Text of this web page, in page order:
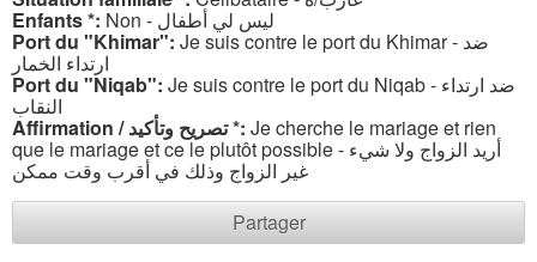
Enfants *: Non - ليس لي أطفال
Port du "Khimar": Je suis contre le port du Khimar - ضد
ارتداء الخمار
Port du "Niqab": Je suis contre le port du Niqab - ضد ارتداء
النقاب
Affirmation / تصريح وتأكيد *: Je cherche le mariage et rien
que le mariage et ce le plutôt possible - أريد الزواج ولا شيء
غير الزواج وذلك في أقرب وقت ممكن
Partager